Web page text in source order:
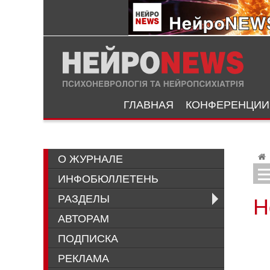
ГЛАВНАЯ КОНФЕРЕНЦИИ
О ЖУРНАЛЕ
ИНФОБЮЛЛЕТЕНЬ
РАЗДЕЛЫ
АВТОРАМ
ПОДПИСКА
РЕКЛАМА